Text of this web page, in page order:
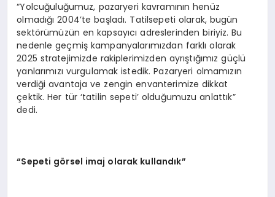
“Yolcuğuluğumuz, pazaryeri kavramının henüz
olmadığı 2004’te başladı. Tatilsepeti olarak, bugün
sektörümüzün en kapsayıcı adreslerinden biriyiz. Bu
nedenle geçmiş kampanyalarımızdan farklı olarak
2025 stratejimizde rakiplerimizden ayrıştığımız güçlü
yanlarımızı vurgulamak istedik. Pazaryeri olmamızın
verdiği avantaja ve zengin envanterimize dikkat
çektik. Her tür ‘tatilin sepeti’ olduğumuzu anlattık”
dedi.
“Sepeti görsel imaj olarak kullandık”